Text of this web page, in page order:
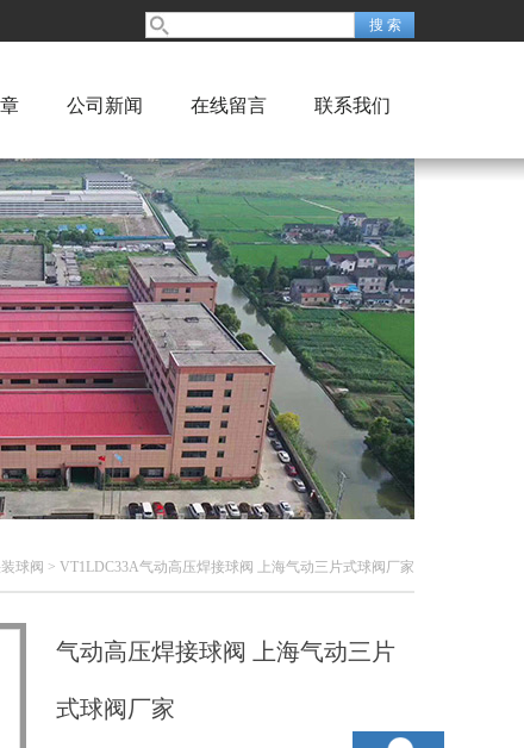
公司新闻 在线留言 联系我们
球阀 > VT1LDC33A气动高压焊接球阀 上海气动三片式球阀厂家
气动高压焊接球阀 上海气动三片
式球阀厂家